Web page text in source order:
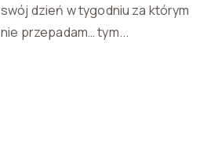
swój dzień w tygodniu za którym
nie przepadam… tym...